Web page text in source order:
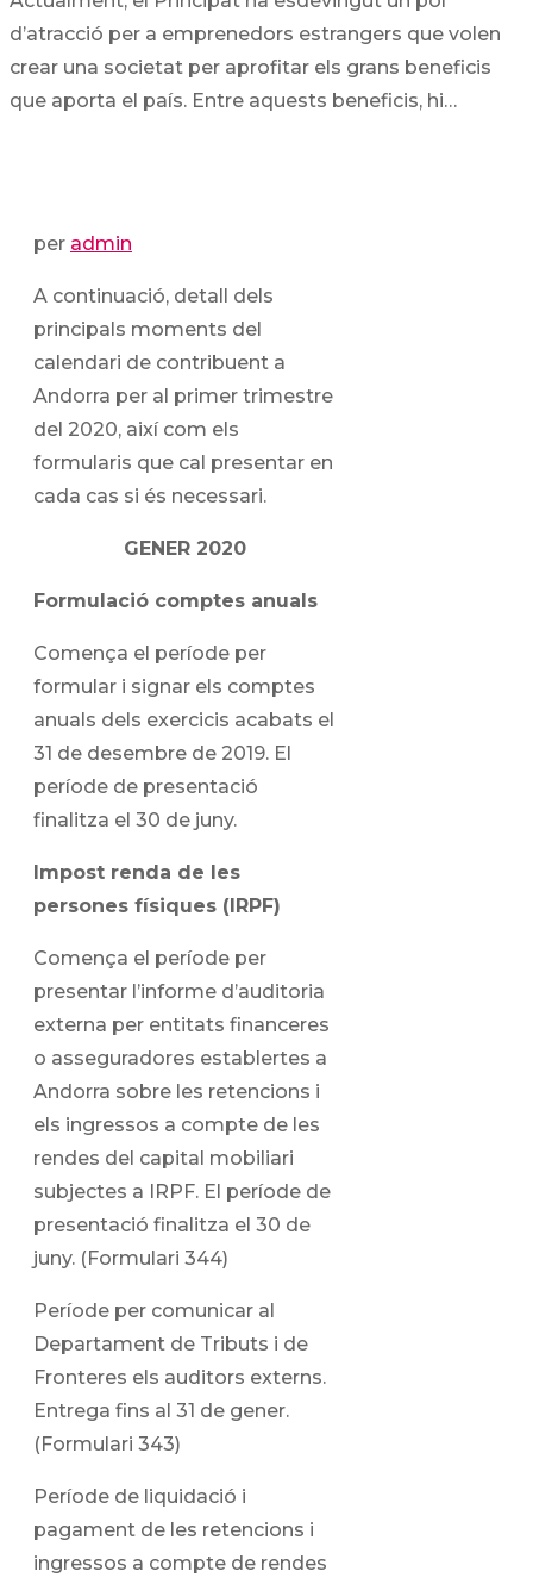
d’atracció per a emprenedors estrangers que volen
crear una societat per aprofitar els grans beneficis
que aporta el país. Entre aquests beneficis, hi…
per admin
A continuació, detall dels
principals moments del
calendari de contribuent a
Andorra per al primer trimestre
del 2020, així com els
formularis que cal presentar en
cada cas si és necessari.
GENER 2020
Formulació comptes anuals
Comença el període per
formular i signar els comptes
anuals dels exercicis acabats el
31 de desembre de 2019. El
període de presentació
finalitza el 30 de juny.
Impost renda de les
persones físiques (IRPF)
Comença el període per
presentar l’informe d’auditoria
externa per entitats financeres
o asseguradores establertes a
Andorra sobre les retencions i
els ingressos a compte de les
rendes del capital mobiliari
subjectes a IRPF. El període de
presentació finalitza el 30 de
juny. (Formulari 344)
Període per comunicar al
Departament de Tributs i de
Fronteres els auditors externs.
Entrega fins al 31 de gener.
(Formulari 343)
Període de liquidació i
pagament de les retencions i
ingressos a compte de rendes